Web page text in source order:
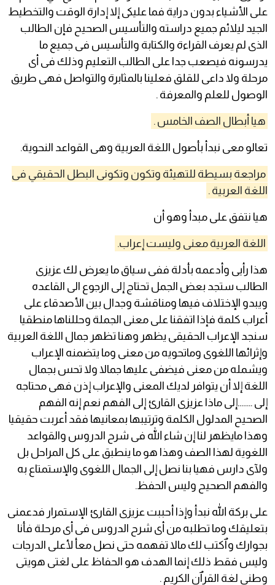
على الأشياء بدون دراية فما عليكى إلا إدارة الوقت والتخطيط
الجيد ليلائم جميع دراسته والتأسيس الصحيح فإن الطالب
الذى لم يعرف القراءة والكتابة والتأسيس فى جميع ما
يدرسونه فيصعب جدا على الطالب التعليم وذلك فى أى
مرحلة ولا داعى للقلق فعلينا بالمثابرة والتواصل فهى طريق
الوصول للعلم والمعرفة .
هيا أبطال الصف الخامس .
تعالو معى نبدأ بأصول اللغة العربية وهى القواعد النحوية.
مراجعة بسيطة للتهيئة وتكون وتكونى البطل الحقيقي فى
اللغة العربية .
هيا نتفق على مبدأ وهو أن
اللغة العربية معنى وليست إعراب.
هذا رأيى وأدعمه بأدلة ففى سياق ما يعرض لك عزيزى
الطالب ستجد بعض الجمل تحتاج إلى الرجوع الى القاعده
ويبدو الإختلاف فيها ومناقشة وجدال بين الأصدقاء على
أعراب كلمة فإذا اتفقنا على معنى الجملة وحللناها منطقيا
سنجد الإعراب الحقيقى يظهر وهنا تظهر جمال اللغة العربية
وإثرائها اللغوى وماتحويه من معنى وما يتضمنه الإعراب
ويشمله من معنى فيضفى عليها جمالا ولا تحس بجمال
اللغة إلا أن يتوافر لديك المعنى والإعراب إذن فهى محتاجه
إلى ……..إلى ماذا عزيزى القارئ إلى الفهم نعم إنه الفهم
الصحيح المدلول الكلمة وترتيبها بمعانيها فقد أعربت حقيقيا
وهذا مايظهر لنا إن شاء الله فى شرح الدروس والقواعد
اللغوية لهذا الصف وهذا هو ما ينطبق على كل المراحل بل
ولآى دارس فهيا بنا نصل إلى الجمال اللغوى والإستمتاع به
والفهم الصحيح وليس الحفظ.
على بركة الله نبدأ وإذا أحببت عزيزى القارئ الإستمرار فدعمنى
بتعليقك وما تطلبه من أى شرح الدروس فى أى مرحلة فأنا
بجوارك وٱكتب لك مالا تفهمه حتى نصل معأ لأعلى الدرجات
وليس فقط ذلك إنما الهدف هو الحفاظ على لغتى هويتى
وطنى لغة القرٱن الكريم .